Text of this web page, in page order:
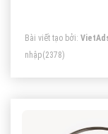
Bài viết tạo bởi:
nhập(2378)